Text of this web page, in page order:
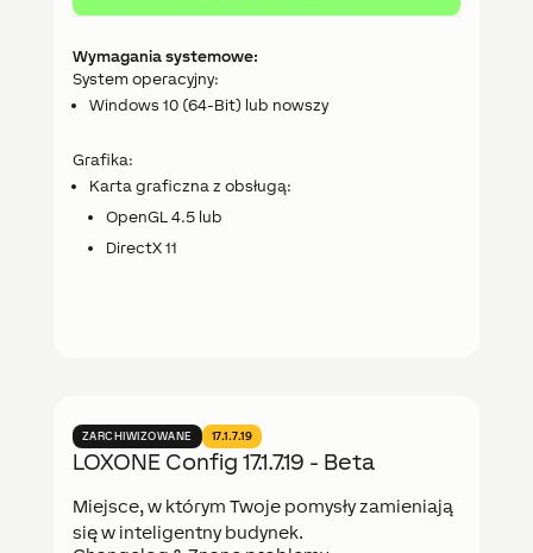
Wymagania systemowe:
System operacyjny:
Windows 10 (64-Bit) lub nowszy
Grafika:
Karta graficzna z obsługą:
OpenGL 4.5 lub
DirectX 11
ZARCHIWIZOWANE 17.1.7.19
LOXONE Config 17.1.7.19 - Beta
Miejsce, w którym Twoje pomysły zamieniają
się w inteligentny budynek.